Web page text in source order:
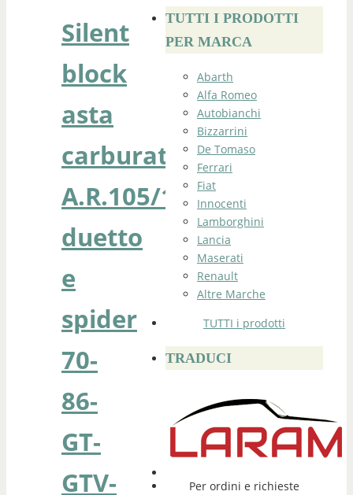
Silent
block
asta
carburatori
A.R.105/115
duetto
e
spider
70-
86-
GT-
GTV-
TUTTI I PRODOTTI
PER MARCA
Abarth
Alfa Romeo
Autobianchi
Bizzarrini
De Tomaso
Ferrari
Fiat
Innocenti
Lamborghini
Lancia
Maserati
Renault
Altre Marche
TUTTI i prodotti
TRADUCI
Per ordini e richieste